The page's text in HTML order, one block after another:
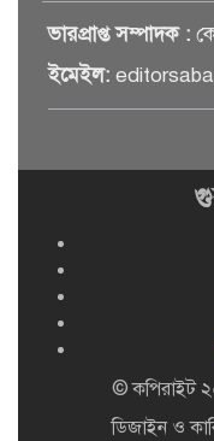
ভারপ্রাপ্ত সম্পাদক :
ইমেইল:
© কপিরাইট
ডিজাইন ও